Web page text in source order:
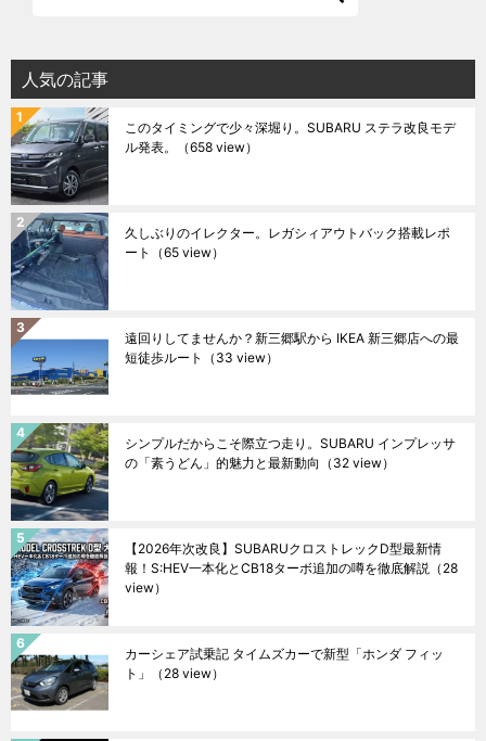
人気の記事
このタイミングで少々深堀り。SUBARU ステラ改良モデ
ル発表。
（658 view）
久しぶりのイレクター。レガシィアウトバック搭載レポ
ート
（65 view）
遠回りしてませんか？新三郷駅から IKEA 新三郷店への最
短徒歩ルート
（33 view）
シンプルだからこそ際立つ走り。SUBARU インプレッサ
の「素うどん」的魅力と最新動向 （32 view）
【2026年次改良】SUBARUクロストレックD型最新情
報！S:HEV一本化とCB18ターボ追加の噂を徹底解説 （28
view）
カーシェア試乗記 タイムズカーで新型「ホンダ フィッ
ト」
（28 view）